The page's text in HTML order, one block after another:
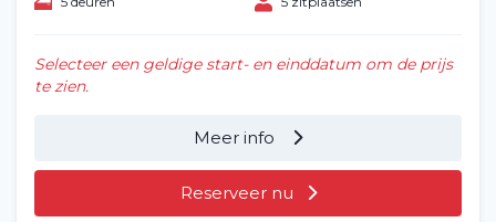
Selecteer een geldige start- en einddatum om de prijs
te zien.
Meer info
Reserveer nu